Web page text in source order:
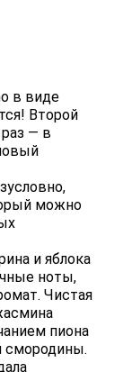
в виде
Второй
— в
можно
и яблока
ноты,
Чистая
пиона
смородины.